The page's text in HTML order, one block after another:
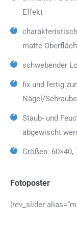
Effekt
matte
schwebender
fix und fertig
Nägel/
Staub- und
abgewischt
Größen: 60×40,
Fotoposter
[rev_slider